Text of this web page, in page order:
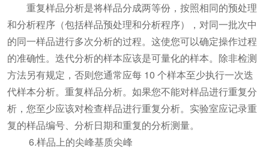
重复样品分析是将样品分成两等份，按照相同的预处理
和分析程序（包括样品预处理和分析程序），对同一批次中
的同一样品进行多次分析的过程。这使您可以确定操作过程
的准确性。迭代分析的样本应该是可量化的样本。除非检测
方法另有规定，否则您通常应每 10 个样本至少执行一次迭
代样本分析。重复样品分析。如果您不能对样品进行重复分
析，您至少应该对检查样品进行重复分析。实验室应记录重
复的样品编号、分析日期和重复的分析测量。
6.样品上的尖峰基质尖峰